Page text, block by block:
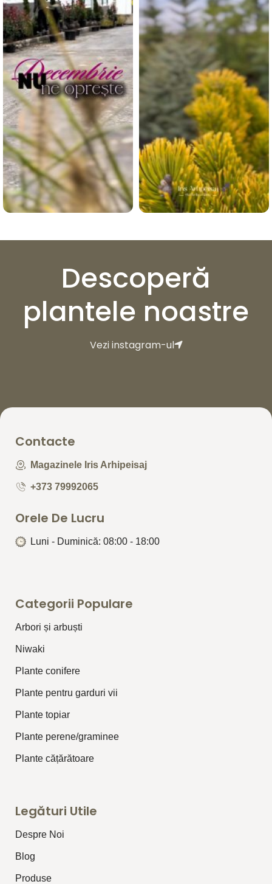
Descoperă
plantele noastre
Vezi instagram-ul
Contacte
Magazinele Iris Arhipeisaj
+373 79992065
Orele De Lucru
Luni - Duminică: 08:00 - 18:00
Categorii Populare
Arbori și arbuști
⁠Niwaki
Plante conifere
Plante pentru garduri vii
Plante topiar
Plante perene/graminee
Plante cățărătoare
Legături Utile
Despre Noi
Blog
Produse